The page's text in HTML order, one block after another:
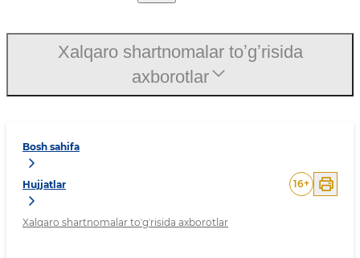
Bosh sahifa
Hujjatlar
Xalqaro shartnomalar toʼgʼrisida axborotlar
16+
Xalqaro shartnomalar toʼgʼrisida
axborotlar